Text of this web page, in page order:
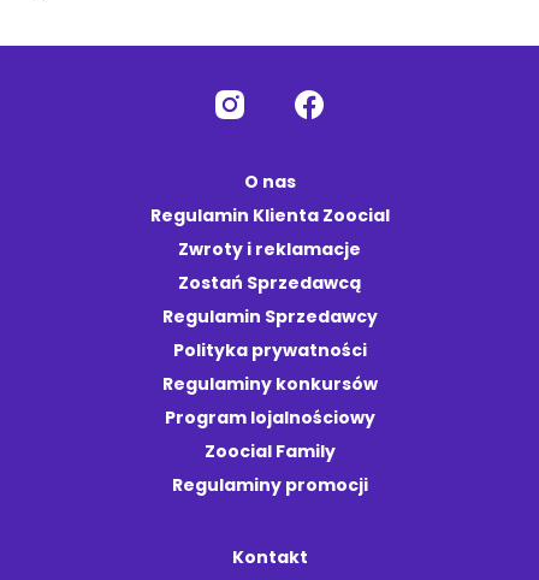
O nas
Regulamin Klienta Zoocial
Zwroty i reklamacje
Zostań Sprzedawcą
Regulamin Sprzedawcy
Polityka prywatności
Regulaminy konkursów
Program lojalnościowy
Zoocial Family
Regulaminy promocji
Kontakt